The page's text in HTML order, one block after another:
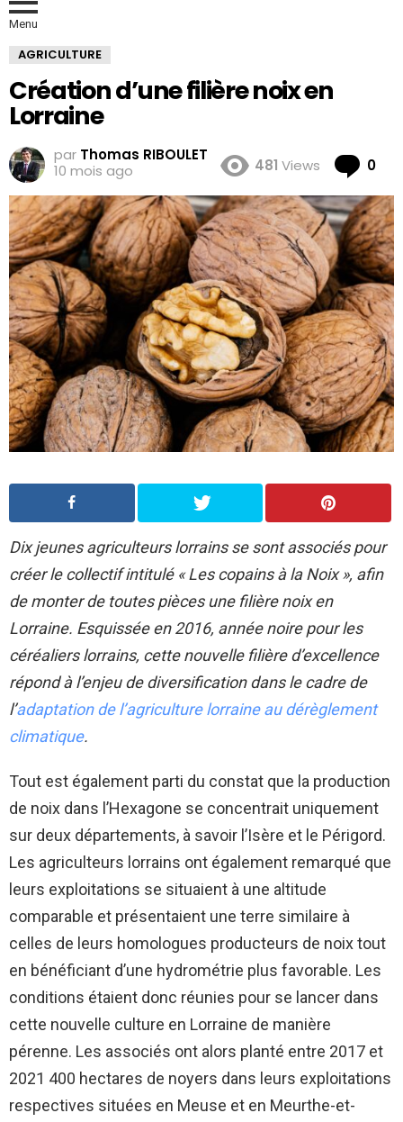
Menu
AGRICULTURE
Création d’une filière noix en
Lorraine
par Thomas RIBOULET
10 mois ago
481 Views 0
Dix jeunes agriculteurs lorrains se sont associés pour
créer le collectif intitulé « Les copains à la Noix », afin
de monter de toutes pièces une filière noix en
Lorraine. Esquissée en 2016, année noire pour les
céréaliers lorrains, cette nouvelle filière d’excellence
répond à l’enjeu de diversification dans le cadre de
l’adaptation de l’agriculture lorraine au dérèglement
climatique.
Tout est également parti du constat que la production
de noix dans l’Hexagone se concentrait uniquement
sur deux départements, à savoir l’Isère et le Périgord.
Les agriculteurs lorrains ont également remarqué que
leurs exploitations se situaient à une altitude
comparable et présentaient une terre similaire à
celles de leurs homologues producteurs de noix tout
en bénéficiant d’une hydrométrie plus favorable. Les
conditions étaient donc réunies pour se lancer dans
cette nouvelle culture en Lorraine de manière
pérenne. Les associés ont alors planté entre 2017 et
2021 400 hectares de noyers dans leurs exploitations
respectives situées en Meuse et en Meurthe-et-